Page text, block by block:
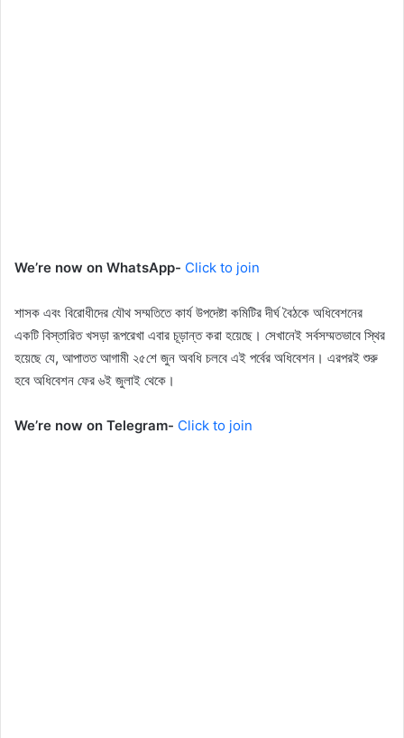
We’re now on WhatsApp- Click to join
শাসক এবং বিরোধীদের যৌথ সম্মতিতে কার্য উপদেষ্টা কমিটির দীর্ঘ বৈঠকে অধিবেশনের
একটি বিস্তারিত খসড়া রূপরেখা এবার চূড়ান্ত করা হয়েছে। সেখানেই সর্বসম্মতভাবে স্থির
হয়েছে যে, আপাতত আগামী ২৫শে জুন অবধি চলবে এই পর্বের অধিবেশন। এরপরই শুরু
হবে অধিবেশন ফের ৬ই জুলাই থেকে।
We’re now on Telegram- Click to join